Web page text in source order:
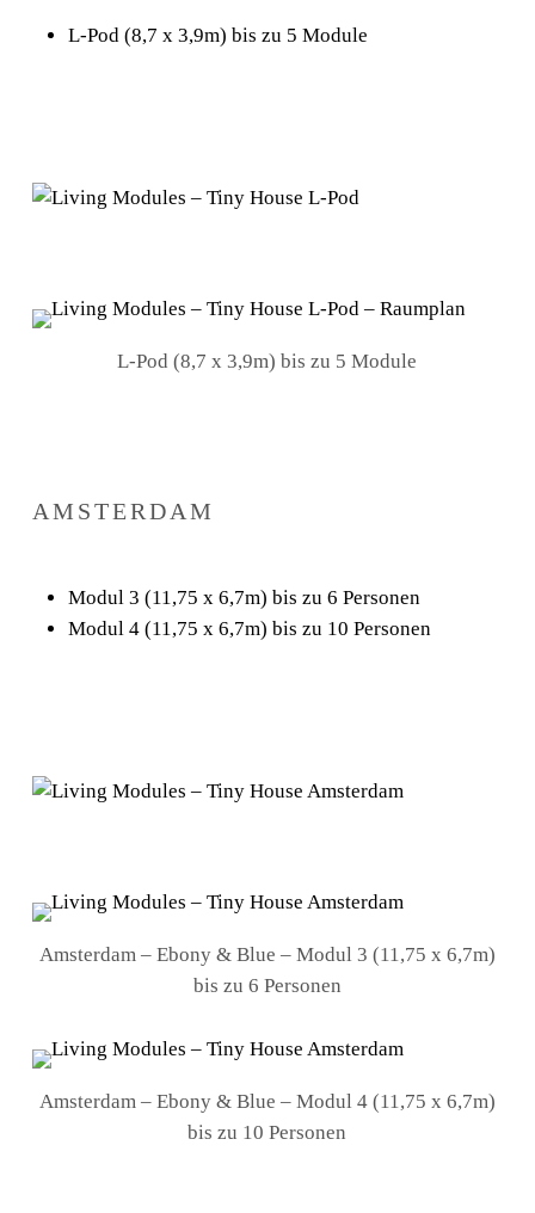
L-Pod (8,7 x 3,9m) bis zu 5 Module
L-Pod (8,7 x 3,9m) bis zu 5 Module
AMSTERDAM
Modul 3 (11,75 x 6,7m) bis zu 6 Personen
Modul 4 (11,75 x 6,7m) bis zu 10 Personen
Amsterdam – Ebony & Blue – Modul 3 (11,75 x 6,7m)
bis zu 6 Personen
Amsterdam – Ebony & Blue – Modul 4 (11,75 x 6,7m)
bis zu 10 Personen